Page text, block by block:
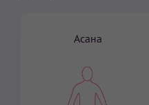
Асана